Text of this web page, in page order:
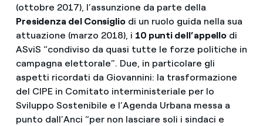
(ottobre 2017), l’assunzione da parte della
Presidenza del Consigliodi un ruolo guida nella sua
attuazione (marzo 2018), i 10 punti dell’appello di
ASviS “condiviso da quasi tutte le forze politiche in
campagna elettorale”. Due, in particolare gli
aspetti ricordati da Giovannini: la trasformazione
del CIPE in Comitato interministeriale per lo
Sviluppo Sostenibile e l’Agenda Urbana messa a
punto dall’Anci “per non lasciare soli i sindaci e